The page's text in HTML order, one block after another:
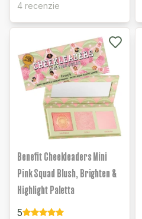
4 recenzie
Benefit Cheekleaders Mini
Pink Squad Blush, Brighten &
Highlight Paletta
5